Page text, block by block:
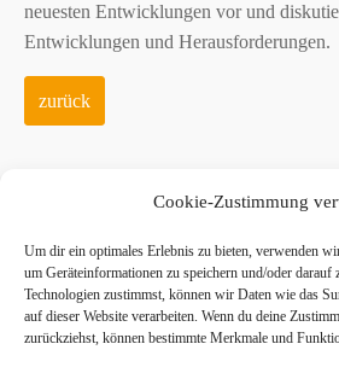
Cookie-Zustimmung
Um dir ein optimales Erlebnis zu bieten, verwenden
um Geräteinformationen zu speichern und/oder darauf
Technologien zustimmst, können wir Daten wie das
auf dieser Website verarbeiten. Wenn du deine
zurückziehst, können bestimmte Merkmale und
neuesten Entwicklungen vor und
Entwicklungen und Herausforderungen.
zurück
POWERJO GmbH
Nedderstraße 9
42551 Velbert
Tel. ++49 176